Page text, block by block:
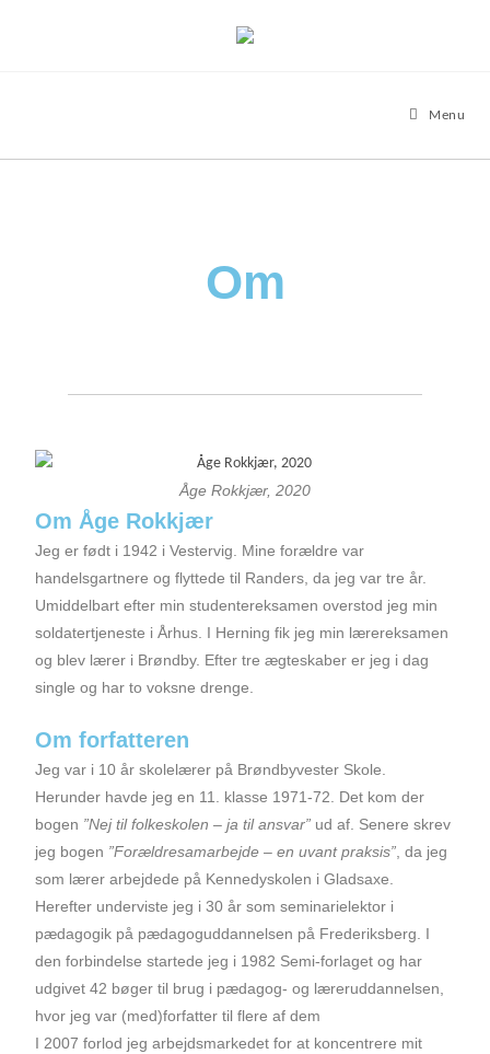
Menu
Om
Åge Rokkjær, 2020
Om Åge Rokkjær
Jeg er født i 1942 i Vestervig. Mine forældre var
handelsgartnere og flyttede til Randers, da jeg var tre år.
Umiddelbart efter min studentereksamen overstod jeg min
soldatertjeneste i Århus. I Herning fik jeg min lærereksamen
og blev lærer i Brøndby. Efter tre ægteskaber er jeg i dag
single og har to voksne drenge.
Om forfatteren
Jeg var i 10 år skolelærer på Brøndbyvester Skole.
Herunder havde jeg en 11. klasse 1971-72. Det kom der
bogen ”Nej til folkeskolen – ja til ansvar” ud af. Senere skrev
jeg bogen ”Forældresamarbejde – en uvant praksis” , da jeg
som lærer arbejdede på Kennedyskolen i Gladsaxe.
Herefter underviste jeg i 30 år som seminarielektor i
pædagogik på pædagoguddannelsen på Frederiksberg. I
den forbindelse startede jeg i 1982 Semi-forlaget og har
udgivet 42 bøger til brug i pædagog- og læreruddannelsen,
hvor jeg var (med)forfatter til flere af dem
I 2007 forlod jeg arbejdsmarkedet for at koncentrere mit